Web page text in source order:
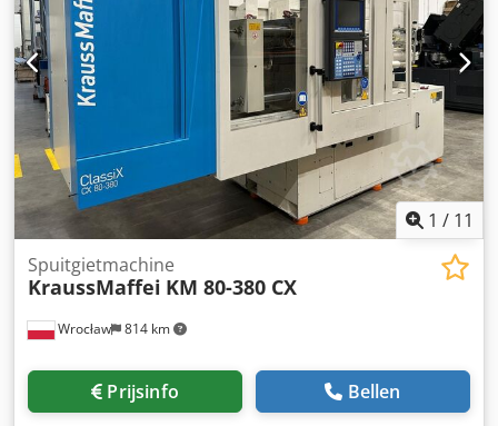
1 / 11
Wrocław 814 km
Spuitgietmachine
KraussMaffei KM 80-380 CX
Prijsinfo Bellen